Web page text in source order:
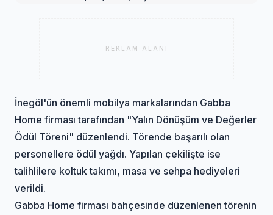
REKLAM ALANI
İnegöl'ün önemli mobilya markalarından Gabba
Home firması tarafından "Yalın Dönüşüm ve Değerler
Ödül Töreni" düzenlendi. Törende başarılı olan
personellere ödül yağdı. Yapılan çekilişte ise
talihlilere koltuk takımı, masa ve sehpa hediyeleri
verildi.
Gabba Home firması bahçesinde düzenlenen törenin